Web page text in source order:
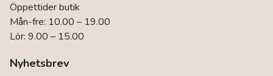
Öppettider butik
Mån-fre: 10.00 – 19.00
Lör: 9.00 – 15.00
Nyhetsbrev